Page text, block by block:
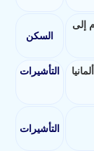
إلى
السكن
التأشيرات
التأشيرات